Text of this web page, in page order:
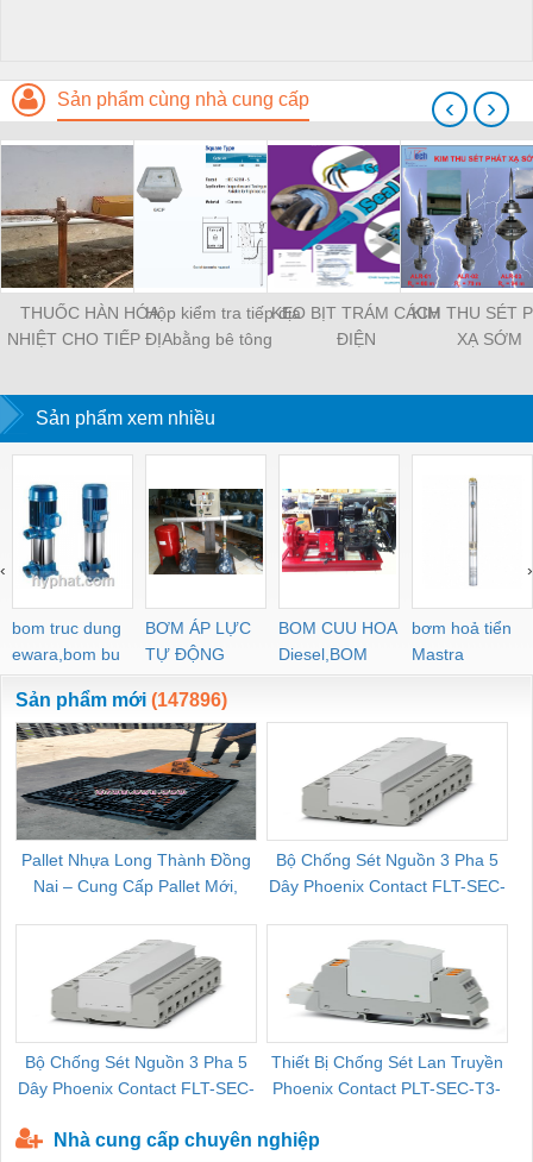
Sản phẩm cùng nhà cung cấp
THUỐC HÀN HÓA
NHIỆT CHO TIẾP ĐỊA
Hộp kiểm tra tiếp địa
bằng bê tông
KEO BỊT TRÁM CÁCH
ĐIỆN
KIM THU SÉT
XẠ SỚM
‹ ›
Sản phẩm xem nhiều
bom truc dung
ewara,bom bu
ewara
BƠM ÁP LỰC
TỰ ĐỘNG
BOM CUU HOA
Diesel,BOM
CHUA CHAY
bơm hoả tiển
Mastra
‹ ›
Sản phẩm mới (147896)
Pallet Nhựa Long Thành Đồng
Nai – Cung Cấp Pallet Mới,
Bộ Chống Sét Nguồn 3 Pha 5
Dây Phoenix Contact FLT-SEC-
Bộ Chống Sét Nguồn 3 Pha 5
Dây Phoenix Contact FLT-SEC-
Thiết Bị Chống Sét Lan Truyền
Phoenix Contact PLT-SEC-T3-
Nhà cung cấp chuyên nghiệp